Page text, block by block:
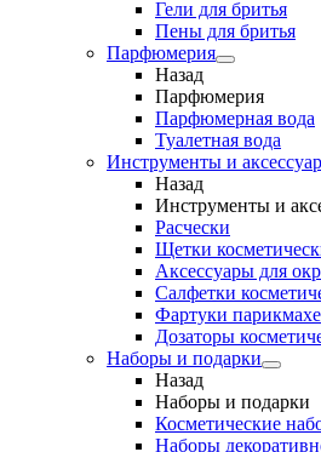
Гели для бритья
Пены для бритья
Парфюмерия
Назад
Парфюмерия
Парфюмерная вода
Туалетная вода
Инструменты и
Назад
Инструменты и
Расчески
Щетки
Аксессуары для
Салфетки
Фартуки
Дозаторы
Наборы и подарки
Назад
Наборы и подарки
Косметические
Наборы